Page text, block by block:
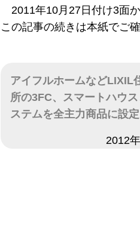
2011年10月27日付け3面
この記事の続きは本紙でご
アイフルホームなどLIXIL
所の3FC、スマートハウ
ステムを全主力商品に設定
2012